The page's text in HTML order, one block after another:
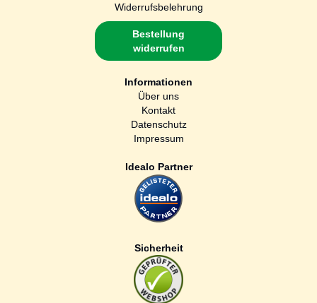
Widerrufsbelehrung
Bestellung
widerrufen
Informationen
Über uns
Kontakt
Datenschutz
Impressum
Idealo Partner
Sicherheit